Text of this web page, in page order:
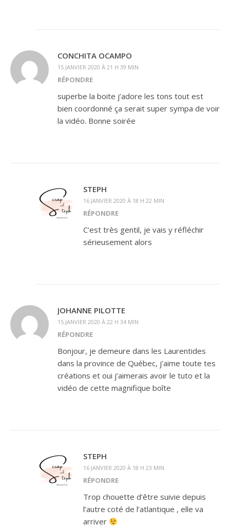
CONCHITA OCAMPO
15 JANVIER 2020 À 21 H 39 MIN
RÉPONDRE
superbe la boite j’adore les tons tout est
bien coordonné ça serait super sympa de voir
la vidéo. Bonne soirée
STEPH
16 JANVIER 2020 À 18 H 22 MIN
RÉPONDRE
C’est très gentil, je vais y réfléchir
sérieusement alors
JOHANNE PILOTTE
15 JANVIER 2020 À 22 H 34 MIN
RÉPONDRE
Bonjour, je demeure dans les Laurentides
dans la province de Québec, j’aime toute tes
créations et oui j’aimerais avoir le tuto et la
vidéo de cette magnifique boîte
STEPH
16 JANVIER 2020 À 18 H 23 MIN
RÉPONDRE
Trop chouette d’être suivie depuis
l’autre coté de l’atlantique , elle va
arriver